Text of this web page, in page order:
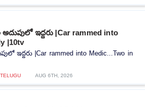
ఇద్దరు |Car rammed into
|10tv
ఇద్దరు |Car rammed into Medic...Two in
AUG 6TH, 2026